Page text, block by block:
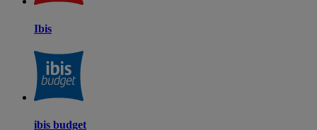
Ibis
ibis budget